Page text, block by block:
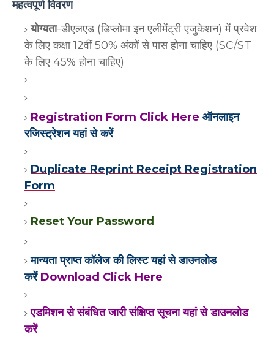
महत्वपूर्ण विवरण
योग्यता-डीएलएड (डिप्लोमा इन एलीमेंट्री एजुकेशन) में प्रवेश
के लिए कक्षा 12वीं 50% अंकों से पास होना चाहिए (SC/ST
के लिए 45% होना चाहिए)
Registration Form Click Here ऑनलाइन
रजिस्ट्रेशन यहां से करें
Duplicate Reprint Receipt Registration
Form
Reset Your Password
मान्यता प्राप्त कॉलेज की लिस्ट यहां से डाउनलोड
करें Download Click Here
एडमिशन से संबंधित जारी संक्षिप्त सूचना यहां से डाउनलोड
करें